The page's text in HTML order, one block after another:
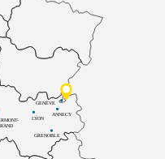
LYON
ANNECY
GRENOBLE
GENÈVE